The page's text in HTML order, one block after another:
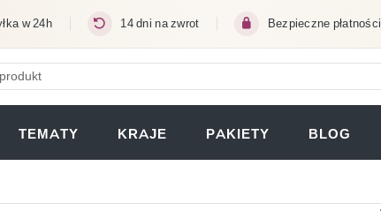
w 24h 14 dni na zwrot Bezpieczne płatności
SIĘ W NOWEJ KARCIE)
TEMATY KRAJE PAKIETY BLOG